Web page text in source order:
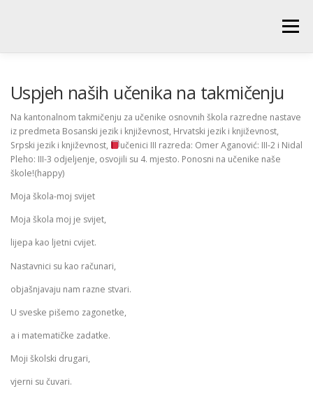
Menu
RODITELJI PEDAGOŠKA SLUŽBA BIBLIOTEKA
Uspjeh naših učenika na takmičenju
Na kantonalnom takmičenju za učenike osnovnih škola razredne nastave
iz predmeta Bosanski jezik i književnost, Hrvatski jezik i književnost,
Srpski jezik i književnost,
učenici III razreda: Omer Aganović: III-2 i Nidal
Pleho: III-3 odjeljenje, osvojili su 4. mjesto. Ponosni na učenike naše
škole!(happy)
Moja škola-moj svijet
Moja škola moj je svijet,
lijepa kao ljetni cvijet.
Nastavnici su kao računari,
objašnjavaju nam razne stvari.
U sveske pišemo zagonetke,
a i matematičke zadatke.
Moji školski drugari,
vjerni su čuvari.